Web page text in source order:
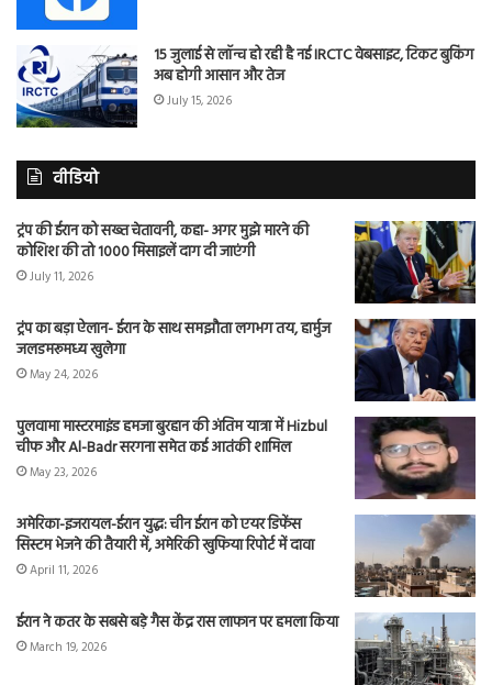
15 जुलाई से लॉन्च हो रही है नई IRCTC वेबसाइट, टिकट बुकिंग
अब होगी आसान और तेज
July 15, 2026
वीडियो
ट्रंप की ईरान को सख्त चेतावनी, कहा- अगर मुझे मारने की
कोशिश की तो 1000 मिसाइलें दाग दी जाएंगी
July 11, 2026
ट्रंप का बड़ा ऐलान- ईरान के साथ समझौता लगभग तय, हार्मुज
जलडमरूमध्य खुलेगा
May 24, 2026
पुलवामा मास्टरमाइंड हमजा बुरहान की अंतिम यात्रा में Hizbul
चीफ और Al-Badr सरगना समेत कई आतंकी शामिल
May 23, 2026
अमेरिका-इजरायल-ईरान युद्ध: चीन ईरान को एयर डिफेंस
सिस्टम भेजने की तैयारी में, अमेरिकी खुफिया रिपोर्ट में दावा
April 11, 2026
ईरान ने कतर के सबसे बड़े गैस केंद्र रास लाफान पर हमला किया
March 19, 2026